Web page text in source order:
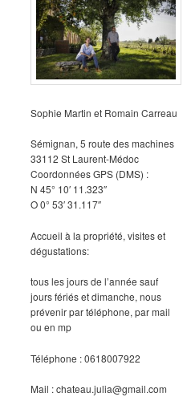
Sophie Martin et Romain Carreau
Sémignan, 5 route des machines
33112 St Laurent-Médoc
Coordonnées GPS (DMS) :
N 45° 10′ 11.323″
O 0° 53′ 31.117″
Accueil à la propriété, visites et
dégustations:
tous les jours de l’année sauf
jours fériés et dimanche, nous
prévenir par téléphone, par mail
ou en mp
Téléphone : 0618007922
Mail : chateau.julia@gmail.com